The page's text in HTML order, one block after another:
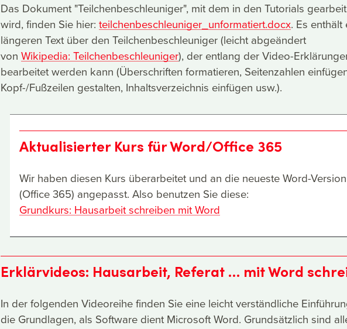
Das Dokument "Teilchenbeschleuniger", mit dem in den Tutorials
wird, finden Sie hier: teilchenbeschleuniger_unformatiert.docx. Es enthält
längeren Text über den Teilchenbeschleuniger (leicht abgeändert
von Wikipedia: Teilchenbeschleuniger), der entlang der Video-
bearbeitet werden kann (Überschriften formatieren, Seitenzahlen
Kopf-/Fußzeilen gestalten, Inhaltsverzeichnis einfügen usw.).
Aktualisierter Kurs für Word/Office 365
Wir haben diesen Kurs überarbeitet und an die neueste Word-Version
(Office 365) angepasst. Also benutzen Sie diese:
Grundkurs: Hausarbeit schreiben mit Word
Erklärvideos: Hausarbeit, Referat … mit Word
In der folgenden Videoreihe finden Sie eine leicht verständliche
die Grundlagen, als Software dient Microsoft Word. Grundsätzlich sind